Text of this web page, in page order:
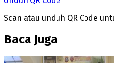
Scan atau unduh QR Code
Baca Juga